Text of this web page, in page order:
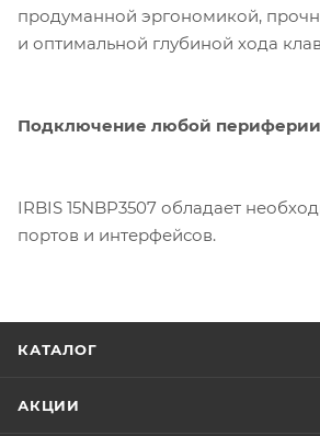
продуманной эргономикой,
и оптимальной глубиной хода
Подключение любой периферии
IRBIS 15NBP3507 обладает
портов и интерфейсов.
КАТАЛОГ
АКЦИИ